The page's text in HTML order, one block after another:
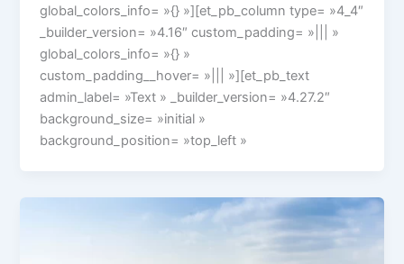
global_colors_info= »{} »][et_pb_column type= »4_4″
_builder_version= »4.16″ custom_padding= »||| »
global_colors_info= »{} »
custom_padding__hover= »||| »][et_pb_text
admin_label= »Text » _builder_version= »4.27.2″
background_size= »initial »
background_position= »top_left »